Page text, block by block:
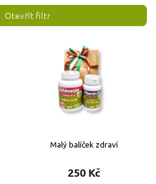
Otevřít filtr
Malý balíček zdraví
250 Kč